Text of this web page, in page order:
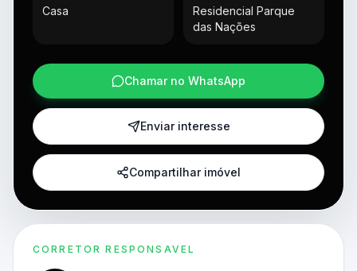
Casa
Residencial Parque
das Nações
Chamar no WhatsApp
Enviar interesse
Compartilhar imóvel
CORRETOR RESPONSAVEL